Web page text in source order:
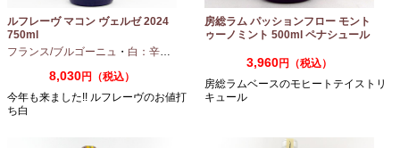
ルフレーヴ マコン ヴェルゼ 2024
750ml
フランス/ブルゴーニュ ・ 白：辛口
8,030円（税込）
今年も来ました!! ルフレーヴのお値打
ち白
房総ラム パッションフロー モント
ゥーノミント 500ml ペナシュール
3,960円（税込）
房総ラムベースのモヒートテイストリ
キュール